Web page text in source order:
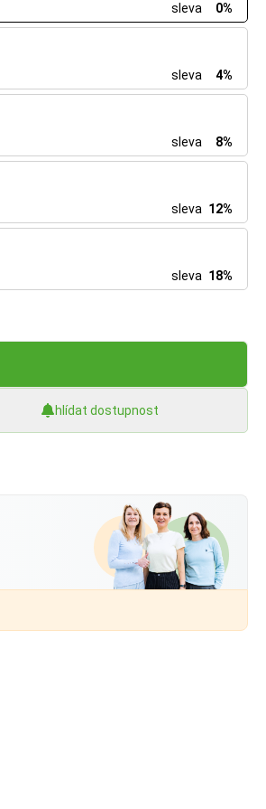
sleva
0%
sleva
4%
sleva
8%
sleva 12%
sleva 18%
hlídat dostupnost